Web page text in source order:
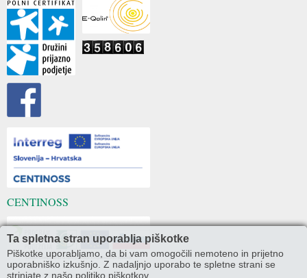
Ta spletna stran uporablja piškotke
Piškotke uporabljamo, da bi vam omogočili nemoteno in prijetno
uporabniško izkušnjo. Z nadaljnjo uporabo te spletne strani se
strinjate z našo politiko piškotkov.
CENTINOSS